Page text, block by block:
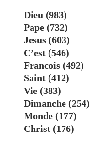
Dieu (983)
Pape (732)
Jesus (603)
C’est (546)
Francois (492)
Saint (412)
Vie (383)
Dimanche (254)
Monde (177)
Christ (176)